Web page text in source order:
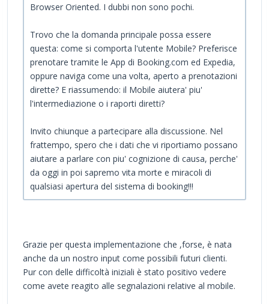
Browser Oriented. I dubbi non sono pochi.
Trovo che la domanda principale possa essere
questa: come si comporta l'utente Mobile? Preferisce
prenotare tramite le App di Booking.com ed Expedia,
oppure naviga come una volta, aperto a prenotazioni
dirette? E riassumendo: il Mobile aiutera' piu'
l'intermediazione o i raporti diretti?
Invito chiunque a partecipare alla discussione. Nel
frattempo, spero che i dati che vi riportiamo possano
aiutare a parlare con piu' cognizione di causa, perche'
da oggi in poi sapremo vita morte e miracoli di
qualsiasi apertura del sistema di booking!!!
Grazie per questa implementazione che ,forse, è nata
anche da un nostro input come possibili futuri clienti.
Pur con delle difficoltà iniziali è stato positivo vedere
come avete reagito alle segnalazioni relative al mobile.